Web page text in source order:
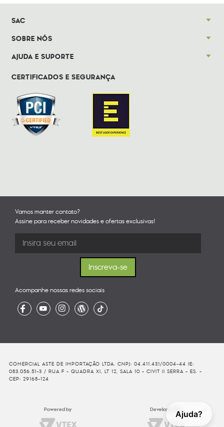
Ajuda?
SAC
SOBRE NÓS
AJUDA E SUPORTE
CERTIFICADOS E SEGURANÇA
Vamos manter contato?
Assine para receber novidades e ofertas exclusivas!
Acompanhe nossas redes sociais
COMERCIAL ASTE DE IMPORTAÇÃO LTDA. CNPJ: 04.411.431/0004-44 IE:
083.056.51-3 / RUA F - QUADRA XI, LT 12, SALA 10 - CIVIT II SERRA - ES. -
CEP: 29168-124
Powered by Developed By